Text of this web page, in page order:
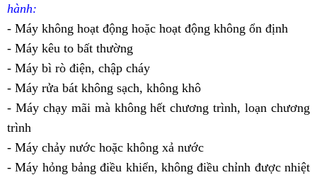
hành:
- Máy không hoạt động hoặc hoạt động không ổn định
- Máy kêu to bất thường
- Máy bì rò điện, chập cháy
- Máy rửa bát không sạch, không khô
- Máy chạy mãi mà không hết chương trình, loạn chương
trình
- Máy chảy nước hoặc không xả nước
- Máy hỏng bảng điều khiển, không điều chỉnh được nhiệt